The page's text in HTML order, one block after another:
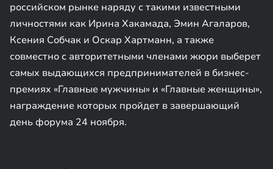
российском рынке наряду с такими известными
личностями как Ирина Хакамада, Эмин Агаларов,
Ксения Собчак и Оскар Хартманн, а также
совместно с авторитетными членами жюри выберет
самых выдающихся предпринимателей в бизнес-
премиях «Главные мужчины» и «Главные женщины»,
награждение которых пройдет в завершающий
день форума 24 ноября.